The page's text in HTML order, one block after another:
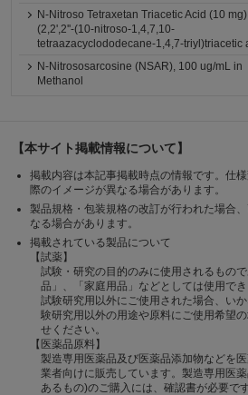
N-Nitroso Tetraxetan Triacetic Acid (10 mg)
(2,2',2''-(10-nitroso-1,4,7,10-
tetraazacyclododecane-1,4,7-triyl)triacetic
N-Nitrososarcosine (NSAR), 100 ug/mL in
Methanol
【本サイト掲載情報について】
掲載内容は本記事掲載時点の情報です。仕
際のイメージが異なる場合があります。
製品規格・包装規格の改訂が行われた場合
なる場合があります。
掲載されている製品について
【試薬】
試験・研究の目的のみに使用されるもの
品」、「家庭用品」などとしては使用でき
試験研究用以外にご使用された場合、い
験研究用以外の用途や原料にご使用希望
せください。
【医薬品原料】
製造専用医薬品及び医薬品添加物などを
業者向けに販売しています。製造専用医
あるもの)のご購入には、確認書が必要です